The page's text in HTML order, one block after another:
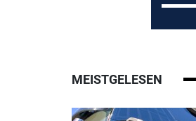
MEISTGELESEN